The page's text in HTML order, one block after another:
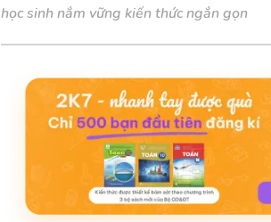
học sinh nắm vững kiến thức ngắn gọn